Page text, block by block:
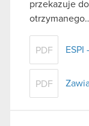
przekazuje
PDF ESPI
PDF